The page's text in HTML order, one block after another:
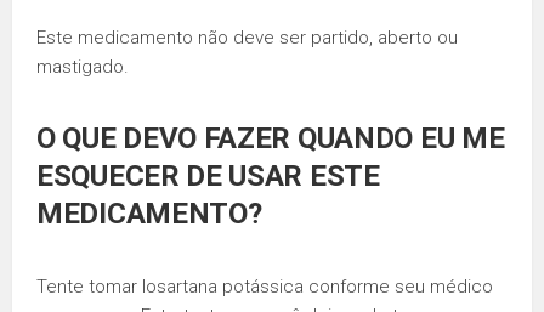
Este medicamento não deve ser partido, aberto ou
mastigado.
O QUE DEVO FAZER QUANDO EU ME
ESQUECER DE USAR ESTE
MEDICAMENTO?
Tente tomar losartana potássica conforme seu médico